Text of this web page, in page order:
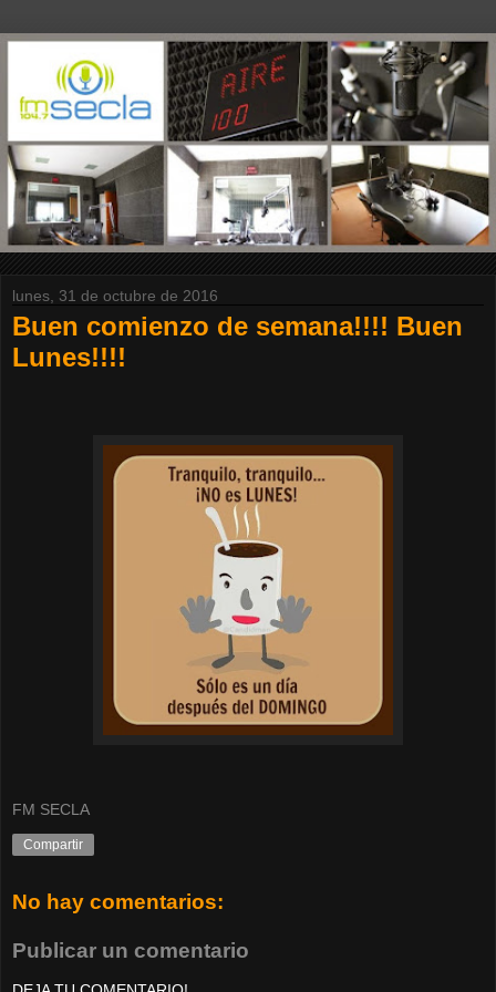
lunes, 31 de octubre de 2016
Buen comienzo de semana!!!! Buen
Lunes!!!!
FM SECLA
Compartir
No hay comentarios:
Publicar un comentario